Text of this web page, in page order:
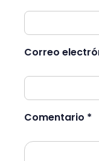
Correo
Comentario *